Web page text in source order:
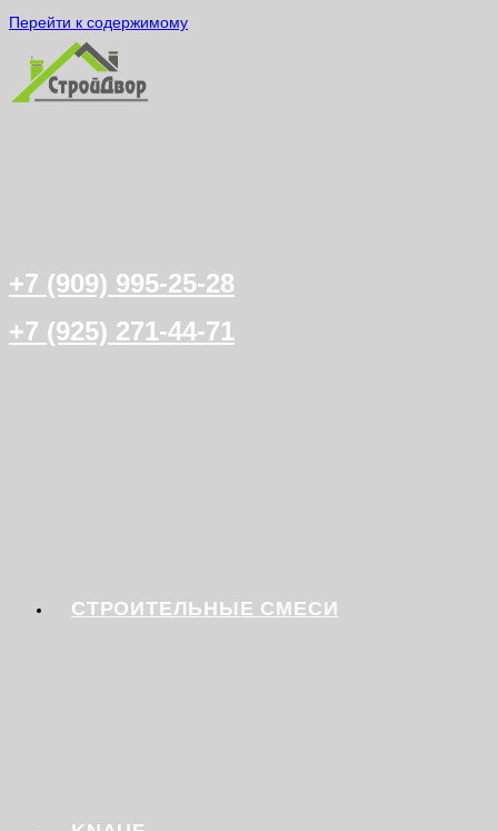
Перейти к содержимому
+7 (909) 995-25-28
+7 (925) 271-44-71
СТРОИТЕЛЬНЫЕ СМЕСИ